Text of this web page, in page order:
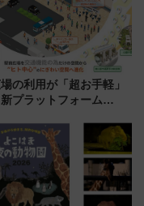
の利用が「超お手軽」
プラットフォーム
簡単申請 物販や演奏会な
東日本】